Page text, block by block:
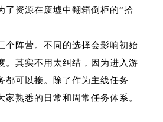
了资源在废墟中翻箱倒柜的“拾
个阵营。不同的选择会影响初始
。其实不用太纠结，因为进入游
都可以接。除了作为主线任务
家熟悉的日常和周常任务体系。